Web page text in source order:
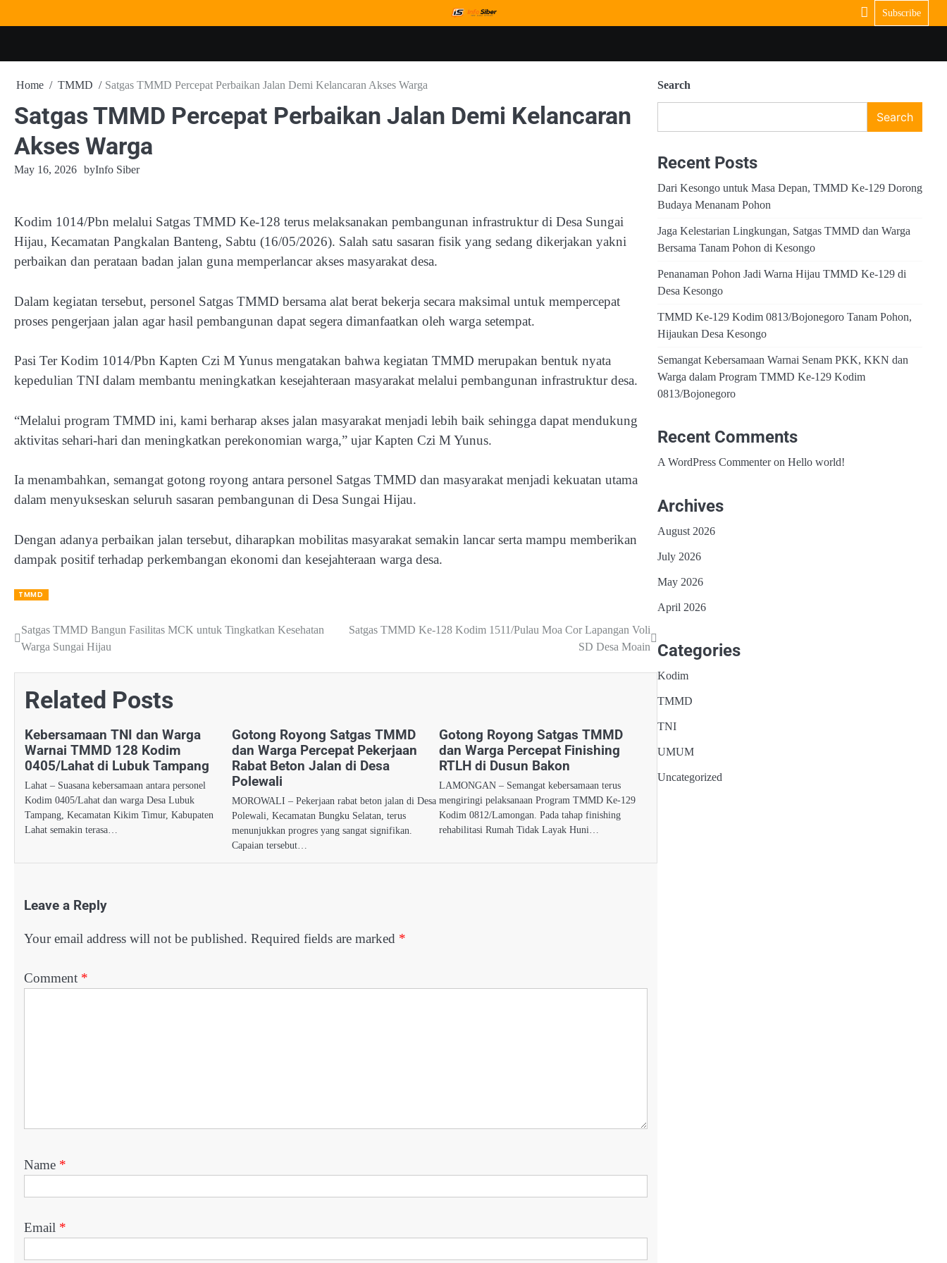
to
Subscribe
Home TMMD Satgas TMMD Percepat Perbaikan Jalan Demi Kelancaran Akses Warga
Satgas TMMD Percepat Perbaikan Jalan Demi Kelancaran
Akses Warga
May 16, 2026 byInfo Siber
Kodim 1014/Pbn melalui Satgas TMMD Ke-128 terus melaksanakan pembangunan infrastruktur di Desa Sungai
Hijau, Kecamatan Pangkalan Banteng, Sabtu (16/05/2026). Salah satu sasaran fisik yang sedang dikerjakan yakni
perbaikan dan perataan badan jalan guna memperlancar akses masyarakat desa.
Dalam kegiatan tersebut, personel Satgas TMMD bersama alat berat bekerja secara maksimal untuk mempercepat
proses pengerjaan jalan agar hasil pembangunan dapat segera dimanfaatkan oleh warga setempat.
Pasi Ter Kodim 1014/Pbn Kapten Czi M Yunus mengatakan bahwa kegiatan TMMD merupakan bentuk nyata
kepedulian TNI dalam membantu meningkatkan kesejahteraan masyarakat melalui pembangunan infrastruktur desa.
“Melalui program TMMD ini, kami berharap akses jalan masyarakat menjadi lebih baik sehingga dapat mendukung
aktivitas sehari-hari dan meningkatkan perekonomian warga,” ujar Kapten Czi M Yunus.
Ia menambahkan, semangat gotong royong antara personel Satgas TMMD dan masyarakat menjadi kekuatan utama
dalam menyukseskan seluruh sasaran pembangunan di Desa Sungai Hijau.
Dengan adanya perbaikan jalan tersebut, diharapkan mobilitas masyarakat semakin lancar serta mampu memberikan
dampak positif terhadap perkembangan ekonomi dan kesejahteraan warga desa.
TMMD
Post
navigation
Satgas TMMD Bangun Fasilitas MCK untuk Tingkatkan Kesehatan
Warga Sungai Hijau
Satgas TMMD Ke-128 Kodim 1511/Pulau Moa Cor Lapangan Voli
SD Desa Moain
Related Posts
Kebersamaan TNI dan Warga
Warnai TMMD 128 Kodim
0405/Lahat di Lubuk Tampang
Lahat – Suasana kebersamaan antara personel
Kodim 0405/Lahat dan warga Desa Lubuk
Tampang, Kecamatan Kikim Timur, Kabupaten
Lahat semakin terasa…
Gotong Royong Satgas TMMD
dan Warga Percepat Pekerjaan
Rabat Beton Jalan di Desa
Polewali
MOROWALI – Pekerjaan rabat beton jalan di Desa
Polewali, Kecamatan Bungku Selatan, terus
menunjukkan progres yang sangat signifikan.
Capaian tersebut…
Gotong Royong Satgas TMMD
dan Warga Percepat Finishing
RTLH di Dusun Bakon
LAMONGAN – Semangat kebersamaan terus
mengiringi pelaksanaan Program TMMD Ke-129
Kodim 0812/Lamongan. Pada tahap finishing
rehabilitasi Rumah Tidak Layak Huni…
Leave a Reply
Your email address will not be published. Required fields are marked *
Comment *
Name *
Email *
Search
Search
Recent Posts
Dari Kesongo untuk Masa Depan, TMMD Ke-129 Dorong
Budaya Menanam Pohon
Jaga Kelestarian Lingkungan, Satgas TMMD dan Warga
Bersama Tanam Pohon di Kesongo
Penanaman Pohon Jadi Warna Hijau TMMD Ke-129 di
Desa Kesongo
TMMD Ke-129 Kodim 0813/Bojonegoro Tanam Pohon,
Hijaukan Desa Kesongo
Semangat Kebersamaan Warnai Senam PKK, KKN dan
Warga dalam Program TMMD Ke-129 Kodim
0813/Bojonegoro
Recent Comments
A WordPress Commenteron Hello world!
Archives
August 2026
July 2026
May 2026
April 2026
Categories
Kodim
TMMD
TNI
UMUM
Uncategorized